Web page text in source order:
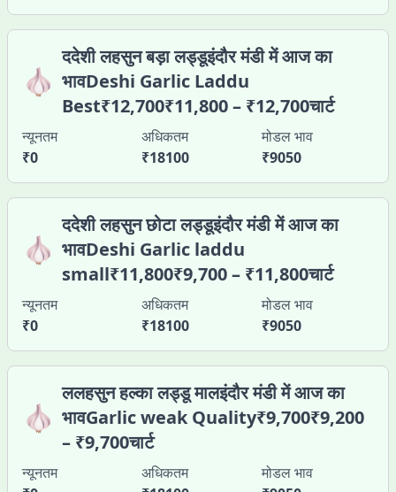
🧄
ददेशी लहसुन बड़ा लड्डूइंदौर मंडी में आज का
भावDeshi Garlic Laddu
Best₹12,700₹11,800 – ₹12,700चार्ट
न्यूनतम
₹0
अधिकतम
₹18100
मोडल भाव
₹9050
🧄
ददेशी लहसुन छोटा लड्डूइंदौर मंडी में आज का
भावDeshi Garlic laddu
small₹11,800₹9,700 – ₹11,800चार्ट
न्यूनतम
₹0
अधिकतम
₹18100
मोडल भाव
₹9050
🧄
ललहसुन हल्का लड्डू मालइंदौर मंडी में आज का
भावGarlic weak Quality₹9,700₹9,200
– ₹9,700चार्ट
न्यूनतम
अधिकतम
मोडल भाव